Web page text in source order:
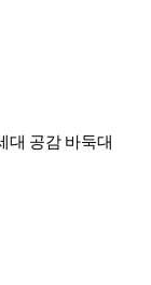
대 공감 바둑대